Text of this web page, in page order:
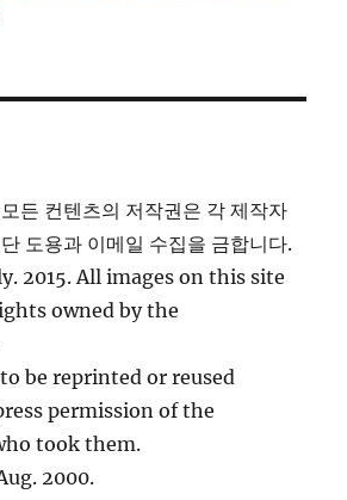
든 컨텐츠의 저작권은 각 제작자
도용과 이메일 수집을 금합니다.
2015. All images on this site
owned by the
be reprinted or reused
permission of the
took them.
2000.